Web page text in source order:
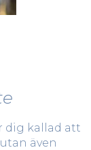
dig kallad att
även